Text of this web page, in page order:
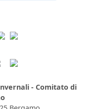
- Comitato di